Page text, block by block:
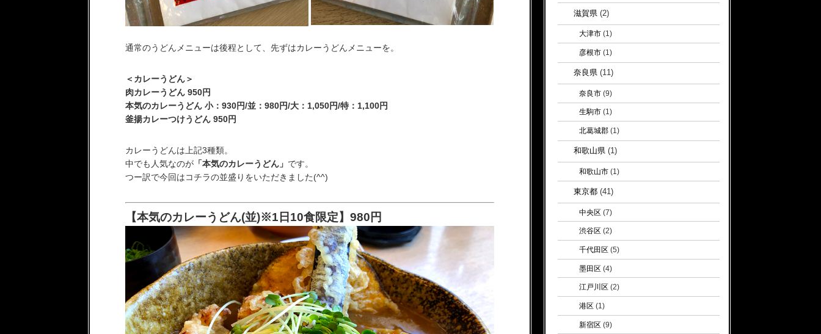
通常のうどんメニューは後程として、先ずはカレーうどんメニューを。
＜カレーうどん＞
肉カレーうどん 950円
本気のカレーうどん 小：930円/並：980円/大：1,050円/特：1,100円
釜揚カレーつけうどん 950円
カレーうどんは上記3種類。
中でも人気なのが 「本気のカレーうどん」 です。
つー訳で今回はコチラの並盛りをいただきました(^^)
【本気のカレーうどん(並)※1日10食限定】980円
滋賀県(2)
大津市(1)
彦根市(1)
奈良県(11)
奈良市(9)
生駒市(1)
北葛城郡(1)
和歌山県(1)
和歌山市(1)
東京都(41)
中央区(7)
渋谷区 (2)
千代田区(5)
墨田区(4)
江戸川区 (2)
港区(1)
新宿区(9)